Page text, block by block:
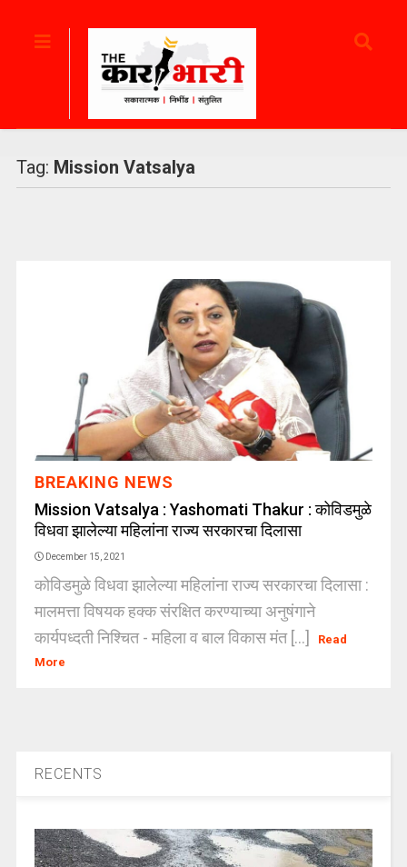
Tag: Mission Vatsalya
BREAKING NEWS
Mission Vatsalya : Yashomati Thakur : कोविडमुळे
विधवा झालेल्या महिलांना राज्य सरकारचा दिलासा
December 15, 2021
कोविडमुळे विधवा झालेल्या महिलांना राज्य सरकारचा दिलासा :
मालमत्ता विषयक हक्क संरक्षित करण्याच्या अनुषंगाने
कार्यपध्दती निश्चित - महिला व बाल विकास मंत [...]
Read
More
RECENTS